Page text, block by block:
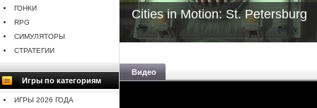
ГОНКИ
RPG
СИМУЛЯТОРЫ
СТРАТЕГИИ
Игры по категориям
ИГРЫ 2026 ГОДА
Cities in Motion: St. Petersburg
Видео